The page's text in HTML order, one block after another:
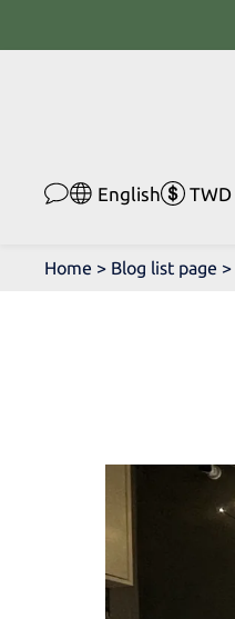
English
TWD
Home > Blog list page >